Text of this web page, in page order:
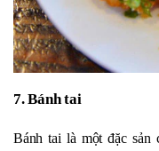
7. Bánh tai
Bánh tai là một đặc sản